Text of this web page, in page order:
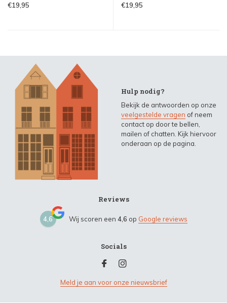
€19,95 €19,95
Hulp nodig?
Bekijk de antwoorden op onze
veelgestelde vragen of neem
contact op door te bellen,
mailen of chatten. Kijk hiervoor
onderaan op de pagina.
Reviews
4,6 Wij scoren een 4,6 op Google reviews
Socials
Meld je aan voor onze nieuwsbrief